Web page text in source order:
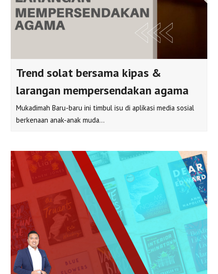
Trend solat bersama kipas &
larangan mempersendakan agama
Mukadimah Baru-baru ini timbul isu di aplikasi media sosial
berkenaan anak-anak muda…